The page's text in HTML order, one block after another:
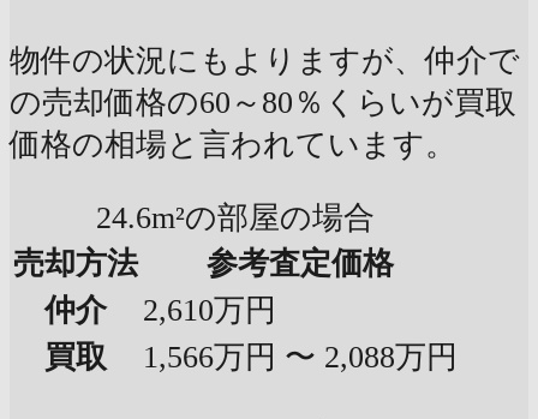
物件の状況にもよりますが、仲介で
の売却価格の60～80％くらいが買取
価格の相場と言われています。
24.6m²の部屋の場合
売却方法
参考査定価格
仲介
2,610万円
買取
1,566万円 〜 2,088万円